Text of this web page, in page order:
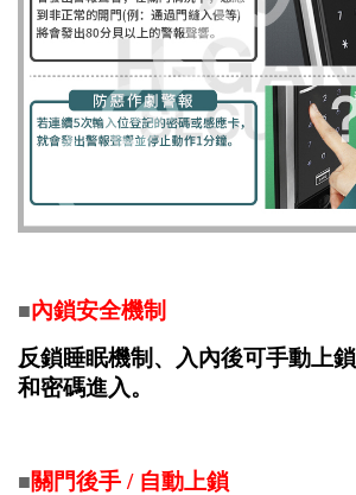
■內鎖安全機制
反鎖睡眠機制、入內後可手動上
和密碼進入。
■關門後手 / 自動上鎖